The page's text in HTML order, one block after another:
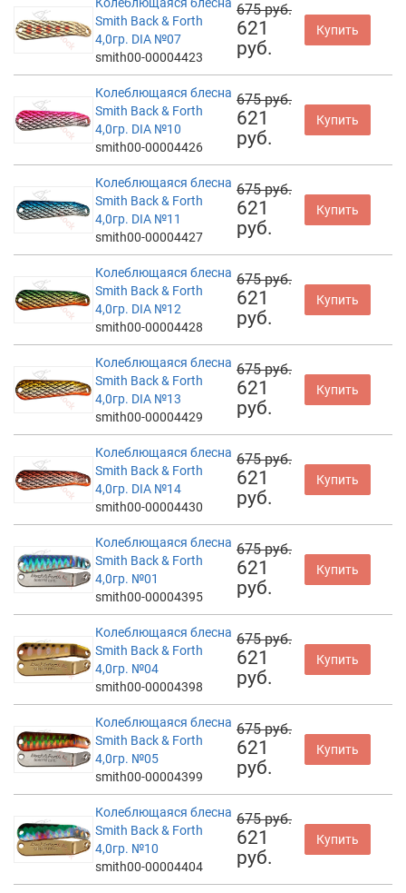
Smith Back & Forth
4,0гр. DIA №07
smith00-00004423
675 руб.
621
руб.
Купить
Колеблющаяся блесна
Smith Back & Forth
4,0гр. DIA №10
smith00-00004426
675 руб.
621
руб.
Купить
Колеблющаяся блесна
Smith Back & Forth
4,0гр. DIA №11
smith00-00004427
675 руб.
621
руб.
Купить
Колеблющаяся блесна
Smith Back & Forth
4,0гр. DIA №12
smith00-00004428
675 руб.
621
руб.
Купить
Колеблющаяся блесна
Smith Back & Forth
4,0гр. DIA №13
smith00-00004429
675 руб.
621
руб.
Купить
Колеблющаяся блесна
Smith Back & Forth
4,0гр. DIA №14
smith00-00004430
675 руб.
621
руб.
Купить
Колеблющаяся блесна
Smith Back & Forth
4,0гр. №01
smith00-00004395
675 руб.
621
руб.
Купить
Колеблющаяся блесна
Smith Back & Forth
4,0гр. №04
smith00-00004398
675 руб.
621
руб.
Купить
Колеблющаяся блесна
Smith Back & Forth
4,0гр. №05
smith00-00004399
675 руб.
621
руб.
Купить
Колеблющаяся блесна
Smith Back & Forth
4,0гр. №10
smith00-00004404
675 руб.
621
руб.
Купить